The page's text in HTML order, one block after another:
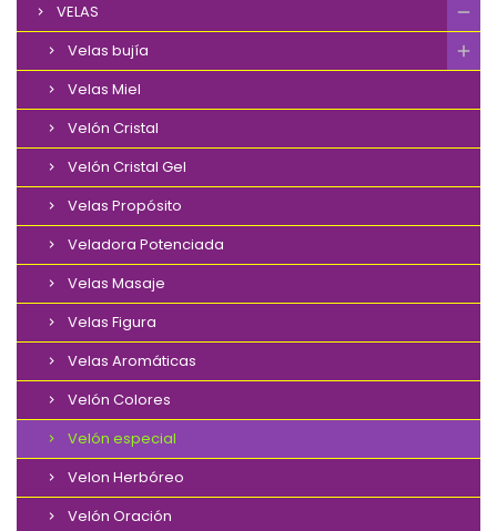
VELAS
Velas bujía
Velas Miel
Velón Cristal
Velón Cristal Gel
Velas Propósito
Veladora Potenciada
Velas Masaje
Velas Figura
Velas Aromáticas
Velón Colores
Velón especial
Velon Herbóreo
Velón Oración